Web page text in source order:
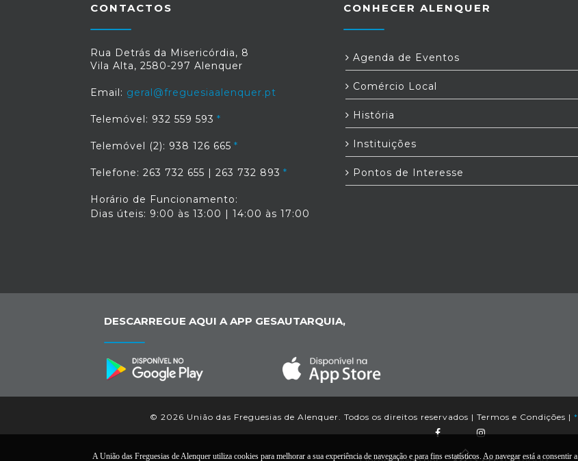
CONTACTOS
Rua Detrás da Misericórdia, 8
Vila Alta, 2580-297 Alenquer
Email: geral@freguesiaalenquer.pt
Telemóvel: 932 559 593
Telemóvel (2): 938 126 665
Telefone: 263 732 655 | 263 732 893
Horário de Funcionamento:
Dias úteis: 9:00 às 13:00 | 14:00 às 17:00
CONHECER ALENQUER
Agenda de Eventos
Comércio Local
História
Instituições
Pontos de Interesse
DESCARREGUE AQUI A APP GESAUTARQUIA,
© 2026 União das Freguesias de Alenquer. Todos os direitos reservados | Termos e Condições | *
A União das Freguesias de Alenquer utiliza cookies para melhorar a sua experiência de navegação e para fins estatísticos. Ao navegar está a consentir a